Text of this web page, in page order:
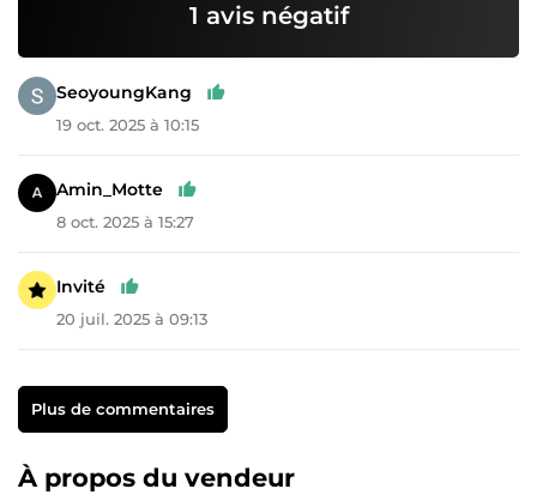
1 avis négatif
SeoyoungKang
19 oct. 2025 à 10:15
Amin_Motte
8 oct. 2025 à 15:27
Invité
20 juil. 2025 à 09:13
Plus de commentaires
À propos du vendeur